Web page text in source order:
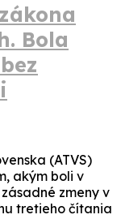
Bola
(ATVS)
akým boli v
zmeny v
tretieho čítania